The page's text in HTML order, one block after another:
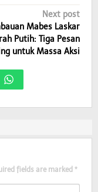
Next post
Mabes Laskar
Putih: Tiga Pesan
untuk Massa Aksi
fields are marked *